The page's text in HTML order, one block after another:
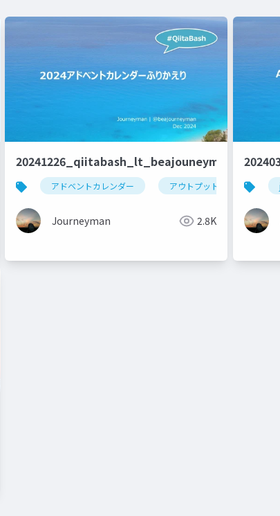
20241226_qiitabash_lt_beajouneyman
アドベントカレンダー アウトプット qiita
Journeyman 2.8K